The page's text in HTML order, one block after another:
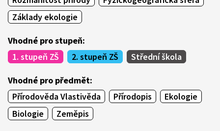
Základy ekologie
Vhodné pro stupeň:
1. stupeň ZŠ
2. stupeň ZŠ Střední škola
Vhodné pro předmět:
Přírodověda Vlastivěda
Přírodopis
Ekologie
Biologie
Zeměpis